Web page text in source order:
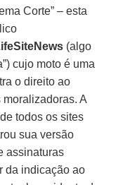
Corte” – esta
(algo
cujo moto é uma
o direito ao
A
todos os sites
sua versão
assinaturas
da indicação ao